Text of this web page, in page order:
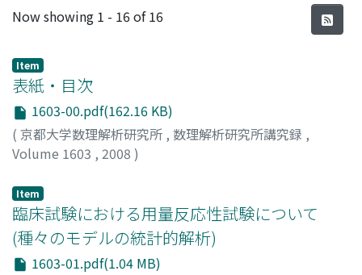
Recent Submissions
Now showing 1 - 16 of 16
Item
表紙・目次
1603-00.pdf(162.16 KB)
( 京都大学数理解析研究所 , 数理解析研究所講究録 ,
Volume 1603 , 2008 )
Item
臨床試験における用量反応性試験について
(種々のモデルの統計的解析)
1603-01.pdf(1.04 MB)